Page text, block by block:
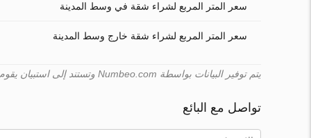
سعر المتر المربع لشراء شقة في وسط المدينة
سعر المتر المربع لشراء شقة خارج وسط المدينة
يتم توفير البيانات بواسطة Numbeo.com وتستند إلى استبيان يقوم به المستخدمون. لا يمكن لـ Turk.estate ضمان صحّة هذه البيانات.
تواصل مع البائع